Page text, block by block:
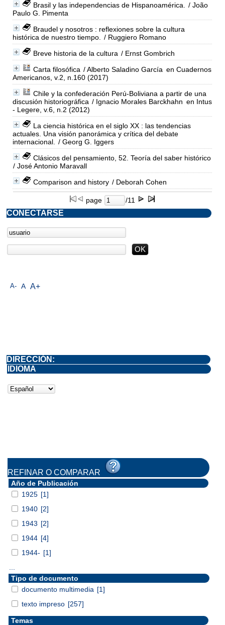
Brasil y las independencias de Hispanoamérica.
/ João
Paulo G. Pimenta
Braudel y nosotros : reflexiones sobre la cultura
histórica de nuestro tiempo.
/ Ruggiero Romano
Breve historia de la cultura / Ernst Gombrich
Carta filosófica / Alberto Saladino García en Cuadernos
Americanos, v.2, n.160 (2017)
Chile y la confederación Perú-Boliviana a partir de una
discusión historiográfica / Ignacio Morales Barckhahn en Intus
- Legere, v.6, n.2 (2012)
La ciencia histórica en el siglo XX : las tendencias
actuales. Una visión panorámica y crítica del debate
internacional.
/ Georg G. Iggers
Clásicos del pensamiento, 52. Teoría del saber histórico
/ José Antonio Maravall
Comparison and history / Deborah Cohen
page /11
A- A A+
CONECTARSE
DIRECCIÓN:
IDIOMA
REFINAR O COMPARAR
Año de Publicación
1925 [1]
1940 [2]
1943 [2]
1944 [4]
1944- [1]
Tipo de documento
documento multimedia [1]
texto impreso [257]
Temas